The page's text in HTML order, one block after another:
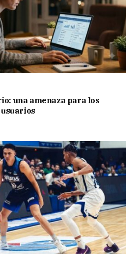
una amenaza para los